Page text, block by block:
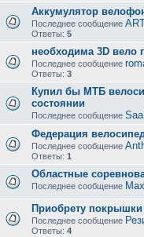
Аккумулятор
Последнее сообщение
Ответы: 5
необходима 3D вело
Последнее сообщение
Ответы: 3
Купил бы МТБ
состоянии
Последнее сообщение
Федерация
Последнее сообщение
Ответы: 1
Областные
Последнее сообщение
Приобрету
Последнее сообщение
Ответы: 4